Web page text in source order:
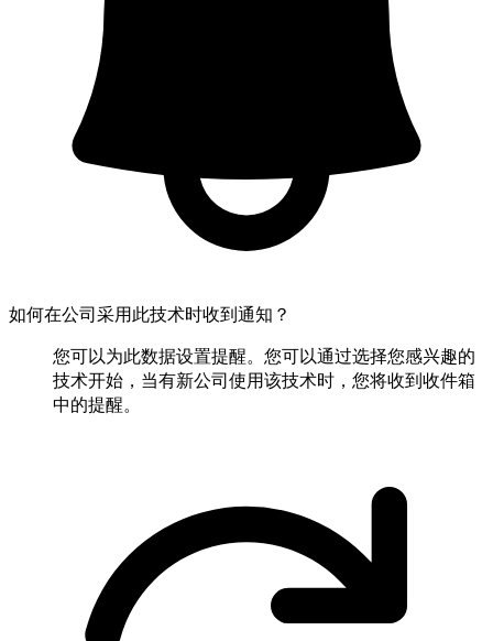
如何在公司采用此技术时收到通知？
您可以为此数据设置提醒。您可以通过选择您感兴趣的
技术开始，当有新公司使用该技术时，您将收到收件箱
中的提醒。